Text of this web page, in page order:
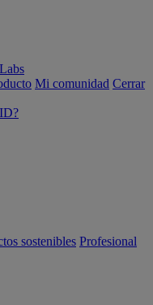
Mi comunidad Cerrar
sostenibles Profesional